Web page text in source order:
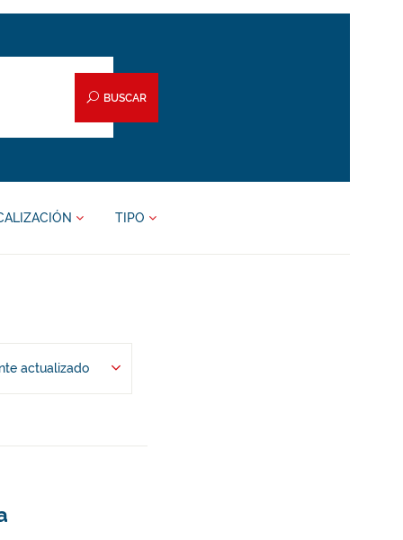
BUSCAR
TIPO
actualizado